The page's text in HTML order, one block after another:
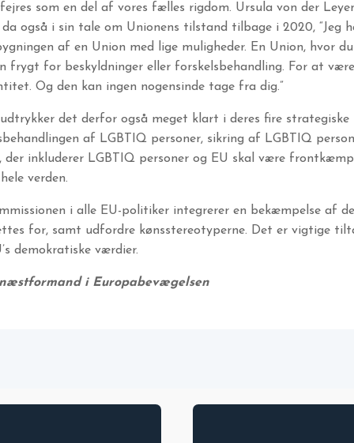
som en del af vores fælles rigdom. Ursula von der
også i sin tale om Unionens tilstand tilbage i 2020, “Jeg
af en Union med lige muligheder. En Union, hvor
frygt for beskyldninger eller forskelsbehandling. For at
Og den kan ingen nogensinde tage fra dig.”
det derfor også meget klart i deres fire
af LGBTIQ personer, sikring af LGBTIQ
der inkluderer LGBTIQ personer og EU skal være
verden.
i alle EU-politiker integrerer en bekæmpelse af
for, samt udfordre kønsstereotyperne. Det er vigtige
demokratiske værdier.
i Europabevægelsen